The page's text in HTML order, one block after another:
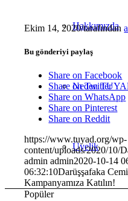
Hakkımızda
Neden
Üyelik
Ekim 14, 2020/tarafından
Bu gönderiyi paylaş
Share on Facebook
Share on Twitter
Share on WhatsApp
Share on Pinterest
Share on Reddit
https://www.tuyad.org/wp-
content/uploads/2020/10/
admin admin2020-10-14
06:32:10Darüşşafaka
Kampanyamıza Katılın!
Popüler